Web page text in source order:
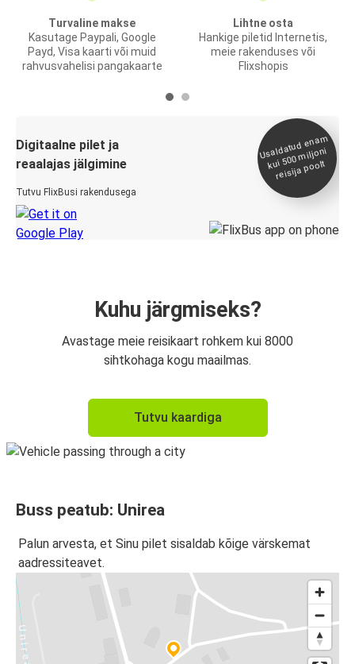
Turvaline makse
Kasutage Paypali, Google
Payd, Visa kaarti või muid
rahvusvahelisi pangakaarte
Lihtne osta
Hankige piletid Internetis,
meie rakenduses või
Flixshopis
Digitaalne pilet ja
reaalajas jälgimine
Tutvu FlixBusi rakendusega
Usaldatud ena
m
kui 500
miljoni
reisija poolt
Kuhu järgmiseks?
Avastage meie reisikaart rohkem kui 8000
sihtkohaga kogu maailmas.
Tutvu kaardiga
Buss peatub: Unirea
Palun arvesta, et Sinu pilet sisaldab kõige värskemat
aadressiteavet.